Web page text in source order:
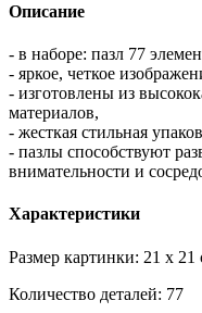
Описание
- в наборе: пазл 77
- яркое, четкое
- изготовлены из
материалов,
- жесткая стильная
- пазлы способствуют
внимательности и
Характеристики
Размер картинки: 21 x 21
Количество деталей: 77